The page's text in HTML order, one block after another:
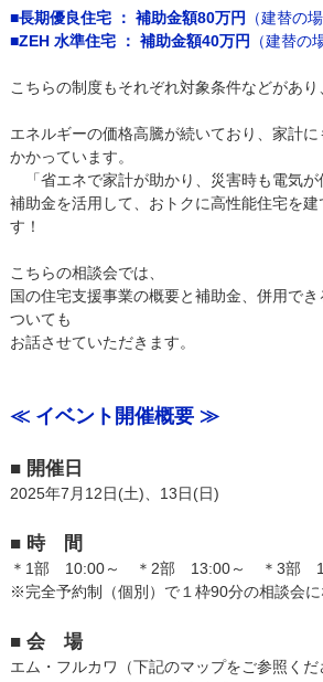
■長期優良住宅 ： 補助金額80万円 （建替の
■ZEH 水準住宅 ： 補助金額40万円 （建替の
こちらの制度もそれぞれ対象条件などがあり
エネルギーの価格高騰が続いており、家計
かかっています。
「省エネで家計が助かり、災害時も電気が
補助金を活用して、おトクに高性能住宅を
す！
こちらの相談会では、
国の住宅支援事業の概要と補助金、併用で
ついても
お話させていただきます。
≪ イベント開催概要 ≫
■ 開催日
2025年7月12日(土)、13日(日)
■ 時 間
＊1部 10:00～ ＊2部 13:00～ ＊3部
※完全予約制（個別）で１枠90分の相談会に
■ 会 場
エム・フルカワ（下記のマップをご参照くだ